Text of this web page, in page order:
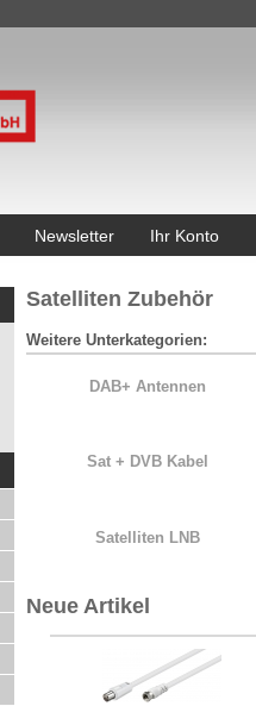
Newsletter Ihr Konto
Satelliten Zubehör
Weitere Unterkategorien:
DAB+ Antennen
Sat + DVB Kabel
Satelliten LNB
Neue Artikel